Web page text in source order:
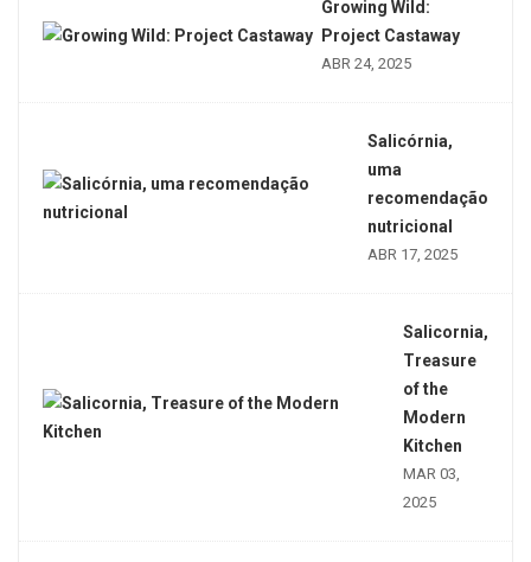
Growing Wild:
Project Castaway
ABR 24, 2025
Salicórnia,
uma
recomendação
nutricional
ABR 17, 2025
Salicornia,
Treasure
of the
Modern
Kitchen
MAR 03,
2025